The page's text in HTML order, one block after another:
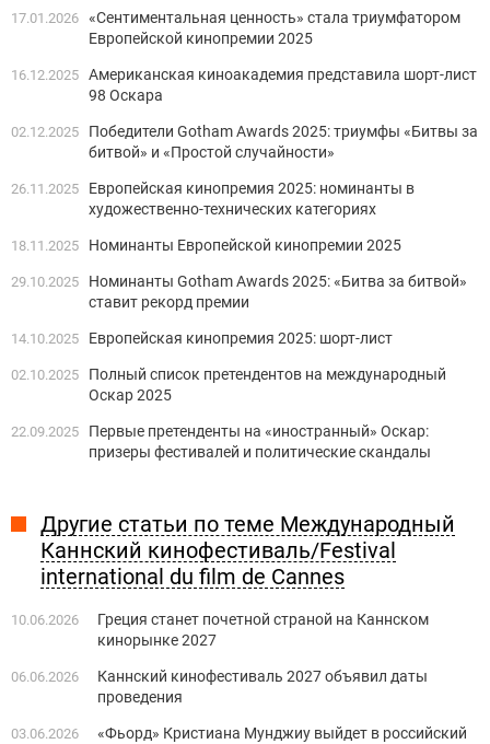
17.01.2026 «Сентиментальная ценность» стала триумфатором
Европейской кинопремии 2025
16.12.2025 Американская киноакадемия представила шорт-лист
98 Оскара
02.12.2025
Победители Gotham Awards 2025: триумфы «Битвы за
битвой» и «Простой случайности»
26.11.2025
Европейская кинопремия 2025: номинанты в
художественно-технических категориях
18.11.2025 Номинанты Европейской кинопремии 2025
29.10.2025
Номинанты Gotham Awards 2025: «Битва за битвой»
ставит рекорд премии
14.10.2025 Европейская кинопремия 2025: шорт-лист
02.10.2025
Полный список претендентов на международный
Оскар 2025
22.09.2025
Первые претенденты на «иностранный» Оскар:
призеры фестивалей и политические скандалы
Другие статьи по теме Международный
Каннский кинофестиваль/Festival
international du film de Cannes
10.06.2026
Греция станет ​​почетной страной на Каннском
кинорынке 2027
06.06.2026
Каннский кинофестиваль 2027 объявил даты
проведения
03.06.2026
«Фьорд» Кристиана Мунджиу выйдет в российский